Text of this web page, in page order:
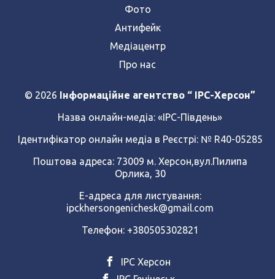
Фото
Антифейк
Медіацентр
Про нас
© 2026 Інформаційне агентство “ IPC-Херсон”
Назва онлайн-медіа: «ІРС-Південь»
Ідентифікатор онлайн медіа в Реєстрі: № R40-05285
Поштова адреса: 73009 м. Херсон,вул.Пилипа
Орлика, 30
Е-адреса для листування:
ipckhersongenichesk@gmail.com
Телефон: +380505302821
ІРС Херсон